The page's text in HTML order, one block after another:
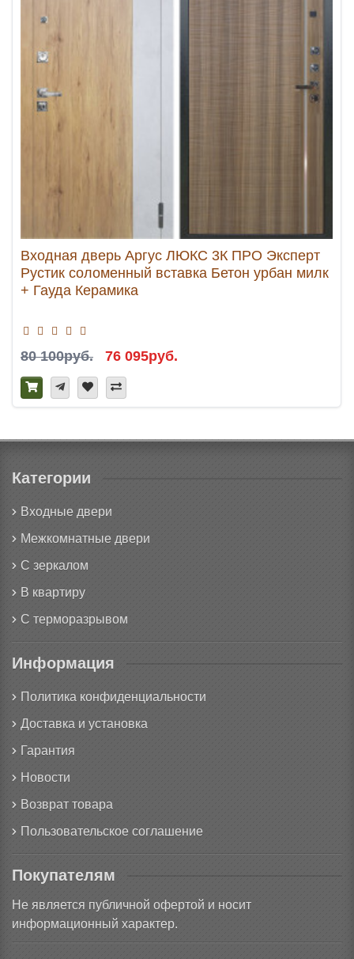
Входная дверь Аргус ЛЮКС 3К ПРО Эксперт
Рустик соломенный вставка Бетон урбан милк
+ Гауда Керамика
80 100руб. 76 095руб.
Категории
Входные двери
Межкомнатные двери
С зеркалом
В квартиру
С терморазрывом
Информация
Политика конфиденциальности
Доставка и установка
Гарантия
Новости
Возврат товара
Пользовательское соглашение
Покупателям
Не является публичной офертой и носит
информационный характер.